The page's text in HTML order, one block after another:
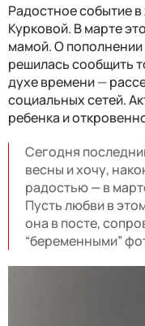
Радостное событие
Курковой. В марте
мамой. О пополнении
решилась сообщить
духе времени—
социальных сетей.
ребенка и
Сегодня
весны и хочу,
радостью—в
Пусть любви в
она в посте,
“беременными”